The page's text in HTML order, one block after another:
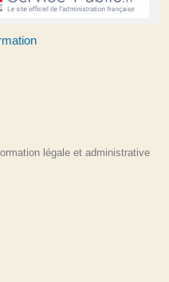
légale et administrative